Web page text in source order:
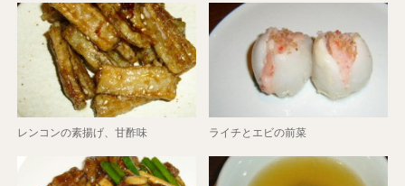
レンコンの素揚げ、甘酢味 ライチとエビの前菜